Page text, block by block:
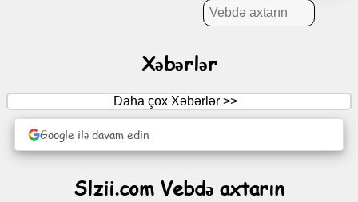
Əyləncə
Xəbərlər
Daha çox Xəbərlər >>
Google ilə davam edin
Slzii.com Vebdə axtarın